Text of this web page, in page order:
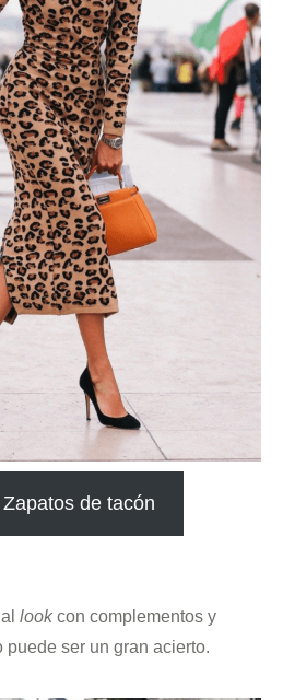
de tacón
lookcon complementos y
ser un gran acierto.